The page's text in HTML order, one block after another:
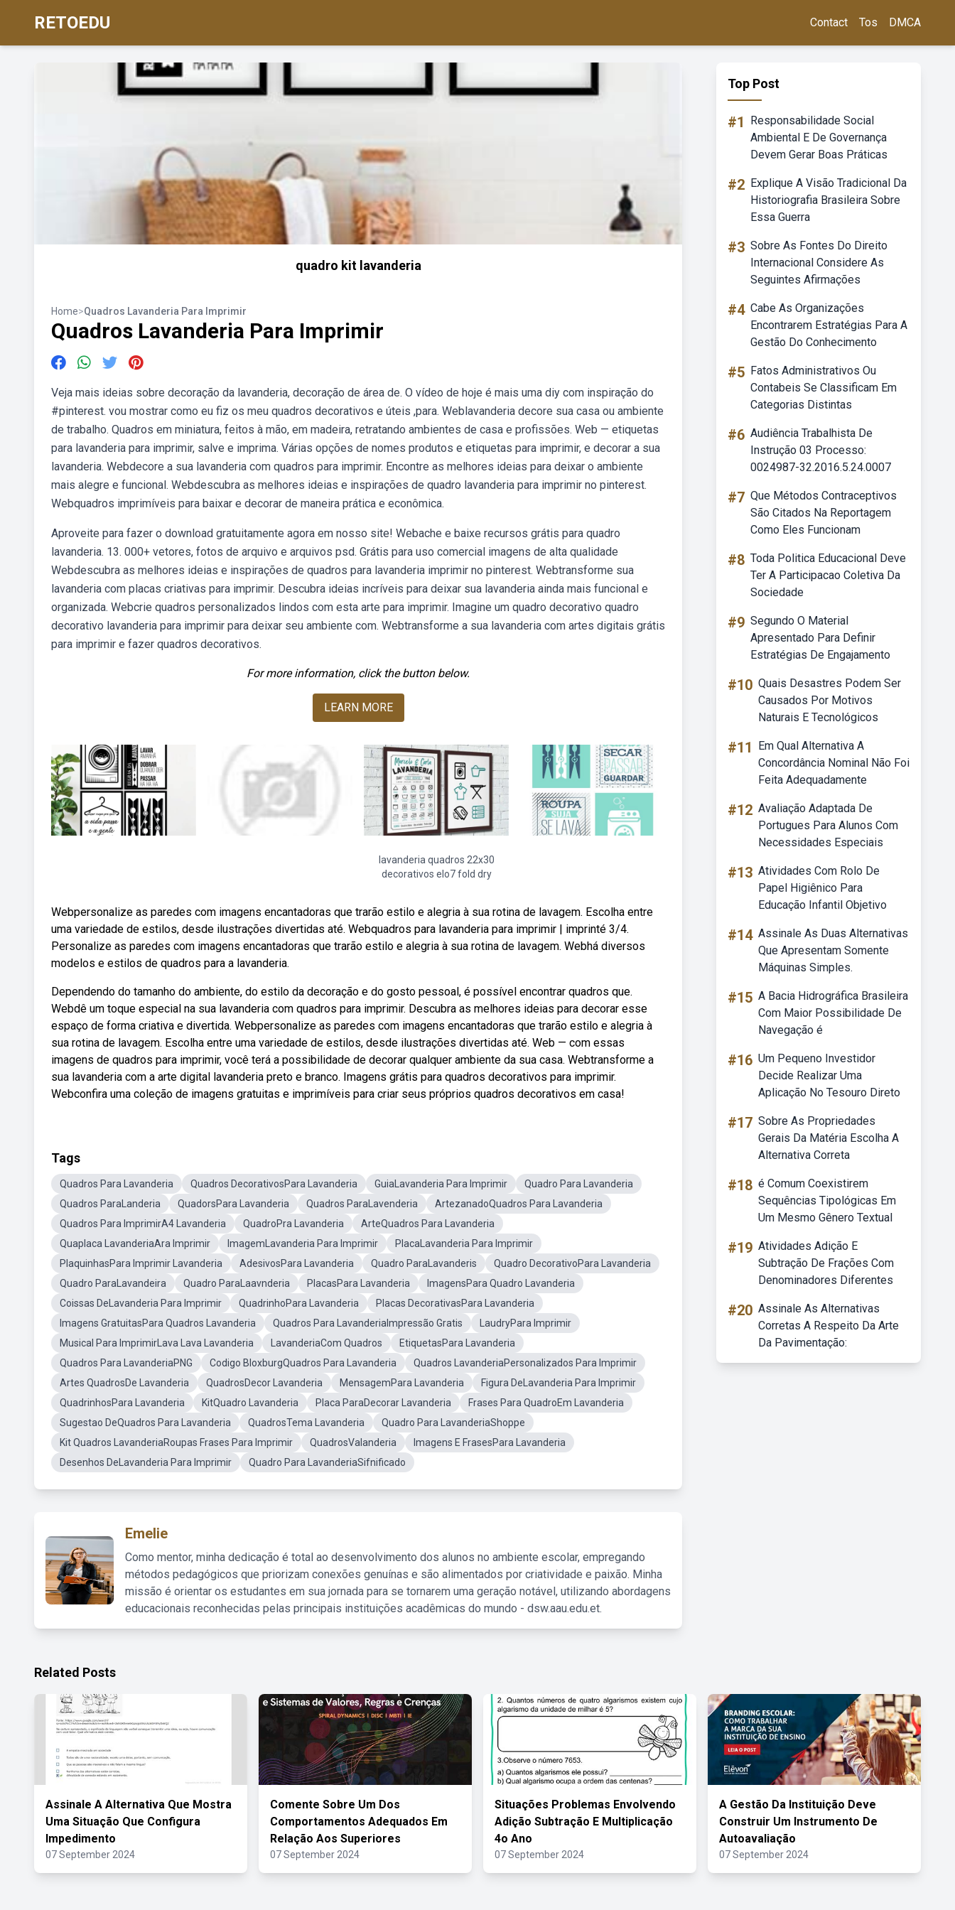
RETOEDU Contact Tos DMCA
quadro kit lavanderia
Home>Quadros Lavanderia Para Imprimir
Quadros Lavanderia Para Imprimir
Veja mais ideias sobre decoração da lavanderia, decoração de área de. O vídeo de hoje é mais uma diy com inspiração do
#pinterest. vou mostrar como eu fiz os meu quadros decorativos e úteis ,para. Weblavanderia decore sua casa ou ambiente
de trabalho. Quadros em miniatura, feitos à mão, em madeira, retratando ambientes de casa e profissões. Web — etiquetas
para lavanderia para imprimir, salve e imprima. Várias opções de nomes produtos e etiquetas para imprimir, e decorar a sua
lavanderia. Webdecore a sua lavanderia com quadros para imprimir. Encontre as melhores ideias para deixar o ambiente
mais alegre e funcional. Webdescubra as melhores ideias e inspirações de quadro lavanderia para imprimir no pinterest.
Webquadros imprimíveis para baixar e decorar de maneira prática e econômica.
Aproveite para fazer o download gratuitamente agora em nosso site! Webache e baixe recursos grátis para quadro
lavanderia. 13. 000+ vetores, fotos de arquivo e arquivos psd. Grátis para uso comercial imagens de alta qualidade
Webdescubra as melhores ideias e inspirações de quadros para lavanderia imprimir no pinterest. Webtransforme sua
lavanderia com placas criativas para imprimir. Descubra ideias incríveis para deixar sua lavanderia ainda mais funcional e
organizada. Webcrie quadros personalizados lindos com esta arte para imprimir. Imagine um quadro decorativo quadro
decorativo lavanderia para imprimir para deixar seu ambiente com. Webtransforme a sua lavanderia com artes digitais grátis
para imprimir e fazer quadros decorativos.
For more information, click the button below.
LEARN MORE
lavanderia quadros 22x30
decorativos elo7 fold dry
Webpersonalize as paredes com imagens encantadoras que trarão estilo e alegria à sua rotina de lavagem. Escolha entre
uma variedade de estilos, desde ilustrações divertidas até. Webquadros para lavanderia para imprimir | imprinté 3/4.
Personalize as paredes com imagens encantadoras que trarão estilo e alegria à sua rotina de lavagem. Webhá diversos
modelos e estilos de quadros para a lavanderia.
Dependendo do tamanho do ambiente, do estilo da decoração e do gosto pessoal, é possível encontrar quadros que.
Webdê um toque especial na sua lavanderia com quadros para imprimir. Descubra as melhores ideias para decorar esse
espaço de forma criativa e divertida. Webpersonalize as paredes com imagens encantadoras que trarão estilo e alegria à
sua rotina de lavagem. Escolha entre uma variedade de estilos, desde ilustrações divertidas até. Web — com essas
imagens de quadros para imprimir, você terá a possibilidade de decorar qualquer ambiente da sua casa. Webtransforme a
sua lavanderia com a arte digital lavanderia preto e branco. Imagens grátis para quadros decorativos para imprimir.
Webconfira uma coleção de imagens gratuitas e imprimíveis para criar seus próprios quadros decorativos em casa!
Tags
Quadros Para Lavanderia Quadros DecorativosPara Lavanderia GuiaLavanderia Para Imprimir
Quadro Para Lavanderia
Quadros ParaLanderia
QuadorsPara Lavanderia Quadros ParaLavenderia
ArtezanadoQuadros Para Lavanderia
Quadros Para ImprimirA4 Lavanderia
QuadroPra Lavanderia
ArteQuadros Para Lavanderia
Quaplaca LavanderiaAra Imprimir
ImagemLavanderia Para Imprimir
PlacaLavanderia Para Imprimir
PlaquinhasPara Imprimir Lavanderia
AdesivosPara Lavanderia Quadro ParaLavanderis
Quadro DecorativoPara Lavanderia
Quadro ParaLavandeira
Quadro ParaLaavnderia PlacasPara Lavanderia
ImagensPara Quadro Lavanderia
Coissas DeLavanderia Para Imprimir
QuadrinhoPara Lavanderia
Placas DecorativasPara Lavanderia
Imagens GratuitasPara Quadros Lavanderia
Quadros Para LavanderiaImpressão Gratis
LaudryPara Imprimir
Musical Para ImprimirLava Lava Lavanderia
LavanderiaCom Quadros
EtiquetasPara Lavanderia
Quadros Para LavanderiaPNG
Codigo BloxburgQuadros Para Lavanderia
Quadros LavanderiaPersonalizados Para Imprimir
Artes QuadrosDe Lavanderia
QuadrosDecor Lavanderia MensagemPara Lavanderia
Figura DeLavanderia Para Imprimir
QuadrinhosPara Lavanderia
KitQuadro Lavanderia Placa ParaDecorar Lavanderia
Frases Para QuadroEm Lavanderia
Sugestao DeQuadros Para Lavanderia
QuadrosTema Lavanderia
Quadro Para LavanderiaShoppe
Kit Quadros LavanderiaRoupas Frases Para Imprimir
QuadrosValanderia
Imagens E FrasesPara Lavanderia
Desenhos DeLavanderia Para Imprimir
Quadro Para LavanderiaSifnificado
Emelie
Como mentor, minha dedicação é total ao desenvolvimento dos alunos no ambiente escolar, empregando
métodos pedagógicos que priorizam conexões genuínas e são alimentados por criatividade e paixão. Minha
missão é orientar os estudantes em sua jornada para se tornarem uma geração notável, utilizando abordagens
educacionais reconhecidas pelas principais instituições acadêmicas do mundo - dsw.aau.edu.et.
Top Post
#1
Responsabilidade Social
Ambiental E De Governança
Devem Gerar Boas Práticas
#2 Explique A Visão Tradicional Da
Historiografia Brasileira Sobre
Essa Guerra
#3 Sobre As Fontes Do Direito
Internacional Considere As
Seguintes Afirmações
#4 Cabe As Organizações
Encontrarem Estratégias Para A
Gestão Do Conhecimento
#5 Fatos Administrativos Ou
Contabeis Se Classificam Em
Categorias Distintas
#6 Audiência Trabalhista De
Instrução 03 Processo:
0024987-32.2016.5.24.0007
#7 Que Métodos Contraceptivos
São Citados Na Reportagem
Como Eles Funcionam
#8 Toda Politica Educacional Deve
Ter A Participacao Coletiva Da
Sociedade
#9 Segundo O Material
Apresentado Para Definir
Estratégias De Engajamento
#10 Quais Desastres Podem Ser
Causados Por Motivos
Naturais E Tecnológicos
#11
Em Qual Alternativa A
Concordância Nominal Não Foi
Feita Adequadamente
#12 Avaliação Adaptada De
Portugues Para Alunos Com
Necessidades Especiais
#13 Atividades Com Rolo De
Papel Higiênico Para
Educação Infantil Objetivo
#14 Assinale As Duas Alternativas
Que Apresentam Somente
Máquinas Simples.
#15 A Bacia Hidrográfica Brasileira
Com Maior Possibilidade De
Navegação é
#16 Um Pequeno Investidor
Decide Realizar Uma
Aplicação No Tesouro Direto
#17 Sobre As Propriedades
Gerais Da Matéria Escolha A
Alternativa Correta
#18 é Comum Coexistirem
Sequências Tipológicas Em
Um Mesmo Gênero Textual
#19 Atividades Adição E
Subtração De Frações Com
Denominadores Diferentes
#20 Assinale As Alternativas
Corretas A Respeito Da Arte
Da Pavimentação:
Related Posts
Assinale A Alternativa Que Mostra
Uma Situação Que Configura
Impedimento
07 September 2024
Comente Sobre Um Dos
Comportamentos Adequados Em
Relação Aos Superiores
07 September 2024
Situações Problemas Envolvendo
Adição Subtração E Multiplicação
4o Ano
07 September 2024
A Gestão Da Instituição Deve
Construir Um Instrumento De
Autoavaliação
07 September 2024